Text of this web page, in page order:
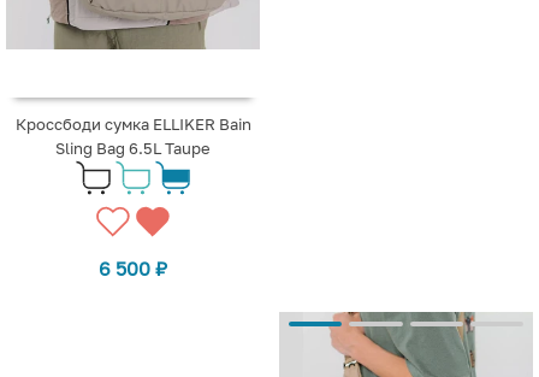
Кроссбоди сумка ELLIKER Bain
Sling Bag 6.5L Taupe
6 500 ₽